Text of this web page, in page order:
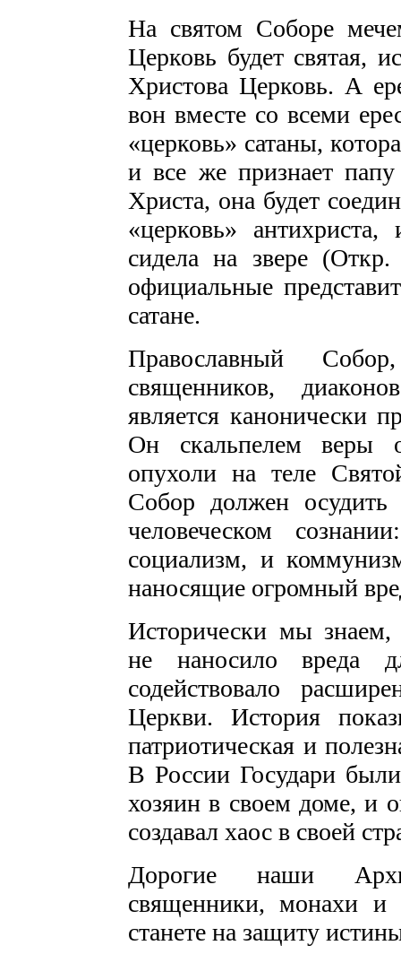
На святом Соборе
Церковь будет святая,
Христова Церковь. А
вон вместе со всеми
«церковь» сатаны,
и все же признает
Христа, она будет
«церковь»
сидела на звере
официальные
сатане.
Православный
священников,
является канонически
Он скальпелем веры
опухоли на теле
Собор должен
человеческом
социализм, и
наносящие огромный
Исторически мы знаем,
не наносило вреда
содействовало
Церкви. История
патриотическая и
В России Государи
хозяин в своем доме, и
создавал хаос в своей
Дорогие наши
священники, монахи
станете на защиту